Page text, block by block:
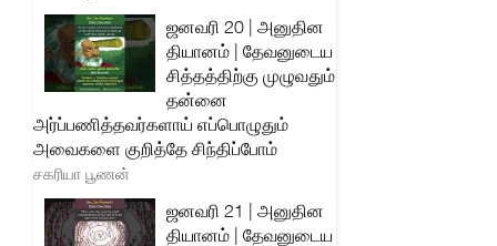
ஜனவரி 20 | அனுதின
தியானம் | தேவனுடைய
சித்தத்திற்கு முழுவதும்
தன்னை
அர்ப்பணித்தவர்களாய் எப்பொழுதும்
அவைகளை குறித்தே சிந்திப்போம்
சகரியா பூணன்
ஜனவரி 21 | அனுதின
தியானம் | தேவனுடைய